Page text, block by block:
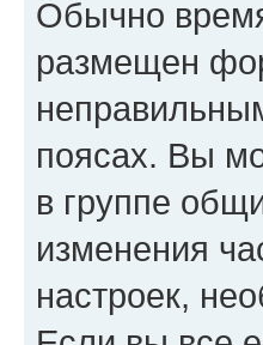
Обычно
размещен
поясах. Вы
в группе
изменения
настроек,